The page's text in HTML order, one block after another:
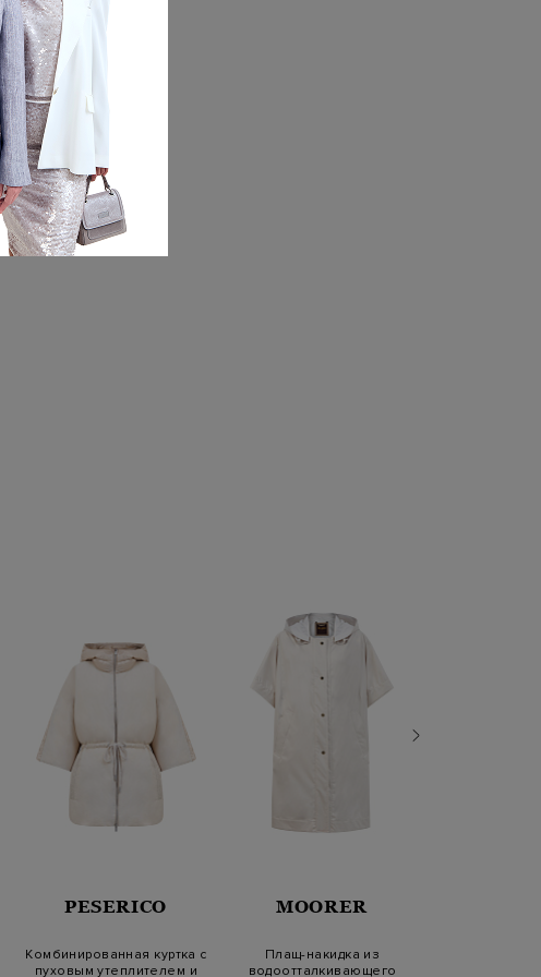
PESERICO
Комбинированная куртка с
пуховым утеплителем и
MOORER
Плащ-накидка из
водоотталкивающего